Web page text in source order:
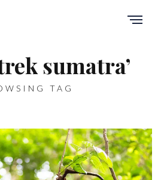
sumatra’
TAG